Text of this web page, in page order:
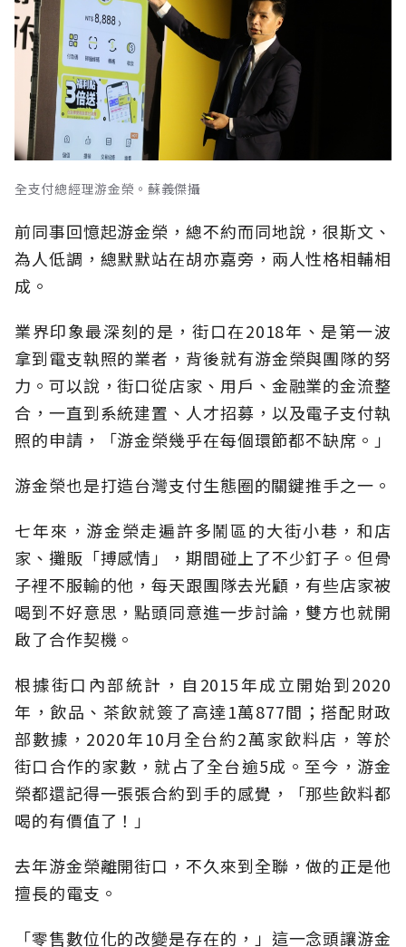
全支付總經理游金榮。蘇義傑攝
前同事回憶起游金榮，總不約而同地說，很斯文、
為人低調，總默默站在胡亦嘉旁，兩人性格相輔相
成。
業界印象最深刻的是，街口在2018年、是第一波
拿到電支執照的業者，背後就有游金榮與團隊的努
力。可以說，街口從店家、用戶、金融業的金流整
合，一直到系統建置、人才招募，以及電子支付執
照的申請，「游金榮幾乎在每個環節都不缺席。」
游金榮也是打造台灣支付生態圈的關鍵推手之一。
七年來，游金榮走遍許多鬧區的大街小巷，和店
家、攤販「搏感情」，期間碰上了不少釘子。但骨
子裡不服輸的他，每天跟團隊去光顧，有些店家被
喝到不好意思，點頭同意進一步討論，雙方也就開
啟了合作契機。
根據街口內部統計，自2015年成立開始到2020
年，飲品、茶飲就簽了高達1萬877間；搭配財政
部數據，2020年10月全台約2萬家飲料店，等於
街口合作的家數，就占了全台逾5成。至今，游金
榮都還記得一張張合約到手的感覺，「那些飲料都
喝的有價值了！」
去年游金榮離開街口，不久來到全聯，做的正是他
擅長的電支。
「零售數位化的改變是存在的，」這一念頭讓游金